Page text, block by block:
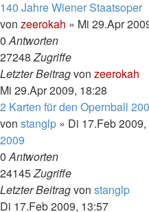
140 Jahre Wiener Staatsoper
von zeerokah » Mi 29.Apr
0Antworten
27248Zugriffe
Letzter Beitragvon zeerokah
Mi 29.Apr 2009, 18:28
2 Karten für den Opernball
von stanglp » Di 17.Feb
2009
0Antworten
24145Zugriffe
Letzter Beitragvon stanglp
Di 17.Feb 2009, 13:57